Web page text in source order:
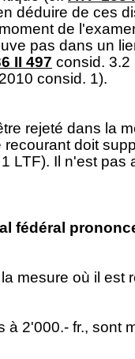
déduire de ces
de
pas dans un
II 497 consid. 3.2
consid. 1).
rejeté dans la
doit
LTF). Il n'est pas
fédéral
mesure où il est
à 2'000.- fr., sont